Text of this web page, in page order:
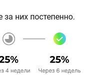
за них постепенно.